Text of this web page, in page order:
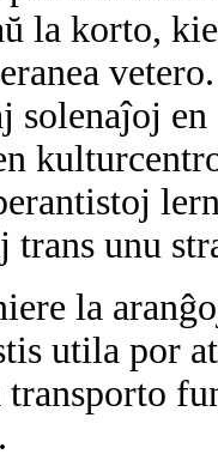
la korto,
solenaĵoj
trans unu
la
utila por